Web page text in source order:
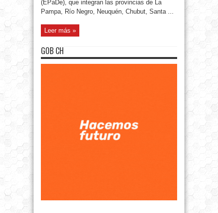
(EPaDe), que integran las provincias de La
Pampa, Río Negro, Neuquén, Chubut, Santa ...
Leer más »
GOB CH